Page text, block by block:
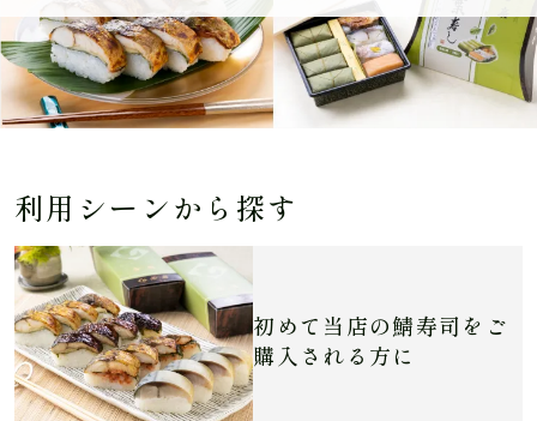
利用シーンから探す
初めて当店の鯖寿司を ご
購入される方に